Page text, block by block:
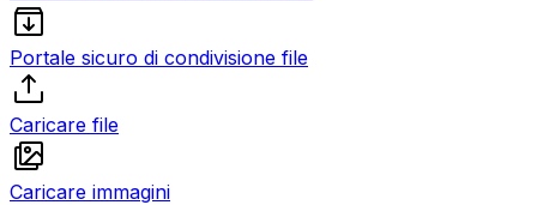
Portale sicuro di condivisione file
Caricare file
Caricare immagini